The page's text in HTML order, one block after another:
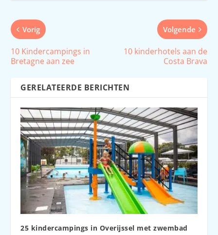
Vorig
10 Kindercampings in
Bretagne aan zee
Volgende
10 kinderhotels aan de
Costa Brava
GERELATEERDE BERICHTEN
25 kindercampings in Overijssel met zwembad